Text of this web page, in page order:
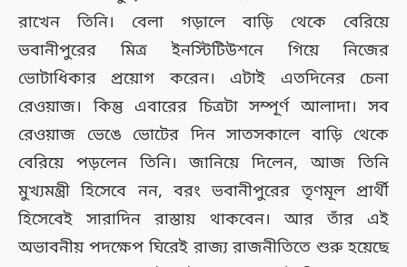
রাখেন তিনি। বেলা গড়ালে বাড়ি থেকে বেরিয়ে
ভবানীপুরের মিত্র ইনস্টিটিউশনে গিয়ে নিজের
ভোটাধিকার প্রয়োগ করেন। এটাই এতদিনের চেনা
রেওয়াজ। কিন্তু এবারের চিত্রটা সম্পূর্ণ আলাদা। সব
রেওয়াজ ভেঙে ভোটের দিন সাতসকালে বাড়ি থেকে
বেরিয়ে পড়লেন তিনি। জানিয়ে দিলেন, আজ তিনি
মুখ্যমন্ত্রী হিসেবে নন, বরং ভবানীপুরের তৃণমূল প্রার্থী
হিসেবেই সারাদিন রাস্তায় থাকবেন। আর তাঁর এই
অভাবনীয় পদক্ষেপ ঘিরেই রাজ্য রাজনীতিতে শুরু হয়েছে